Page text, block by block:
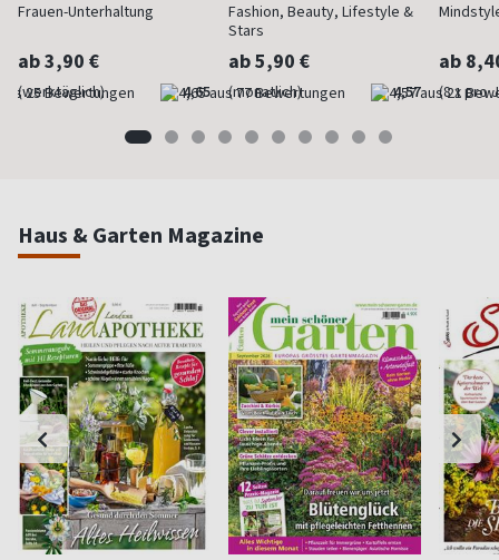
Frauen-Unterhaltung
ab 3,90 €
(werktäglich) 4,65
Fashion, Beauty, Lifestyle &
Stars
ab 5,90 €
(monatlich) 4,57
ab
(8 x pro
Haus & Garten Magazine